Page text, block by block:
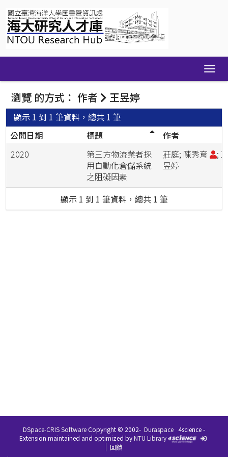
navigation
瀏覽 的方式： 作者 王昱婷
顯示 1 到 1 筆資料，總共 1 筆
公開日期
標題
作者
2020
第三方物流業者採
用自動化倉儲系統
之阻礙因素
莊庭; 陳秀育
;
昱婷
顯示 1 到 1 筆資料，總共 1 筆
DSpace-CRIS SoftwareCopyright © 2002- Duraspace 4science -
Extension maintained and optimized byNTU Library
回饋